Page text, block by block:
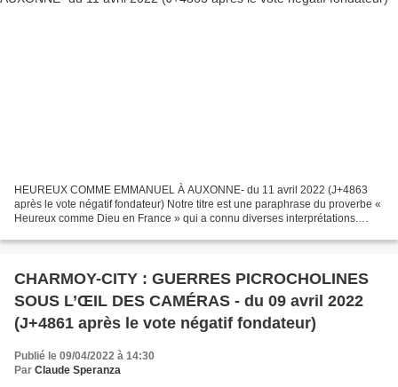
HEUREUX COMME EMMANUEL À AUXONNE- du 11 avril 2022 (J+4863
après le vote négatif fondateur) Notre titre est une paraphrase du proverbe «
Heureux comme Dieu en France » qui a connu diverses interprétations.
CHARMOY-CITY : GUERRES PICROCHOLINES
SOUS L’ŒIL DES CAMÉRAS - du 09 avril 2022
(J+4861 après le vote négatif fondateur)
Publié le 09/04/2022 à 14:30
Par Claude Speranza